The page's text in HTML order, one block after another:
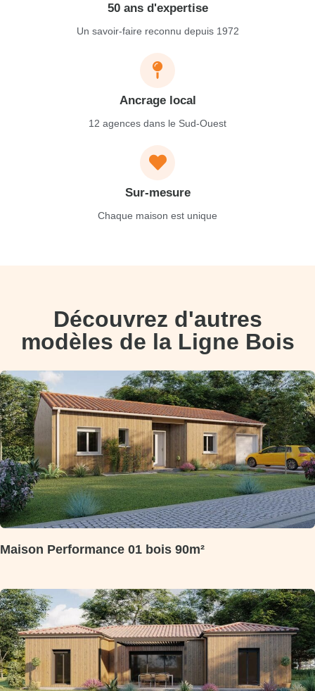
50 ans d'expertise
Un savoir-faire reconnu depuis 1972
Ancrage local
12 agences dans le Sud-Ouest
Sur-mesure
Chaque maison est unique
Découvrez d'autres
modèles de la Ligne Bois
Maison Performance 01 bois 90m²